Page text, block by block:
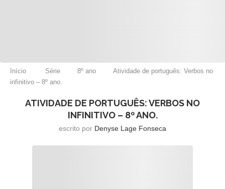
Início Série 8º ano
Atividade de português: Verbos no
infinitivo – 8º ano.
ATIVIDADE DE PORTUGUÊS: VERBOS NO
INFINITIVO – 8º ANO.
escrito por Denyse Lage Fonseca